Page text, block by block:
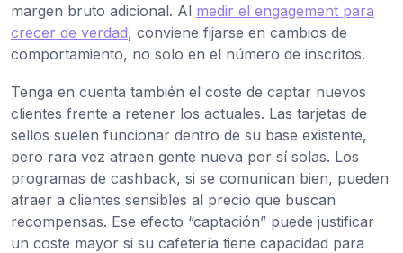
margen bruto adicional. Al medir el engagement para
crecer de verdad, conviene fijarse en cambios de
comportamiento, no solo en el número de inscritos.
Tenga en cuenta también el coste de captar nuevos
clientes frente a retener los actuales. Las tarjetas de
sellos suelen funcionar dentro de su base existente,
pero rara vez atraen gente nueva por sí solas. Los
programas de cashback, si se comunican bien, pueden
atraer a clientes sensibles al precio que buscan
recompensas. Ese efecto “captación” puede justificar
un coste mayor si su cafetería tiene capacidad para